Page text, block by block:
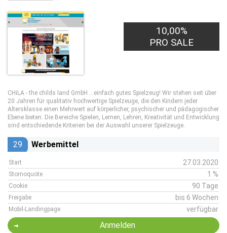
10,00%
PRO SALE
CHiLA - the childs land GmbH ...einfach gutes Spielzeug! Wir stehen seit über
20 Jahren für qualitativ hochwertige Spielzeuge, die den Kindern jeder
Altersklasse einen Mehrwert auf körperlicher, psychischer und pädagogischer
Ebene bieten. Die Bereiche Spielen, Lernen, Lehren, Kreativität und Entwicklung
sind entschiedende Kriterien bei der Auswahl unserer Spielzeuge.
29 Werbemittel
Start 27.03.2020
Stornoquote 1 %
Cookie 90 Tage
Freigabe bis 6 Wochen
Mobil-Landingpage verfügbar
Anmelden